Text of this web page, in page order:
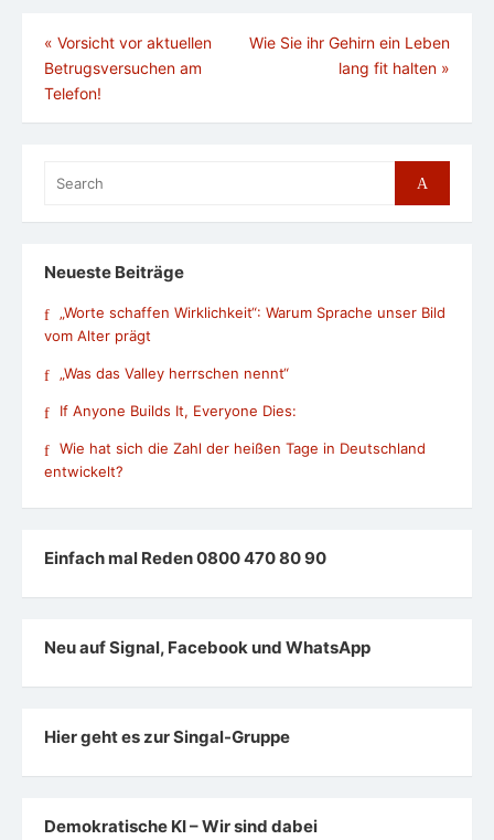
Beitragsnavigation
« Vorsicht vor aktuellen
Betrugsversuchen am
Telefon!
Wie Sie ihr Gehirn ein Leben
lang fit halten »
for:
Search
Neueste Beiträge
„Worte schaffen Wirklichkeit“: Warum Sprache unser Bild
vom Alter prägt
„Was das Valley herrschen nennt“
If Anyone Builds It, Everyone Dies:
Wie hat sich die Zahl der heißen Tage in Deutschland
entwickelt?
Einfach mal Reden 0800 470 80 90
Neu auf Signal, Facebook und WhatsApp
Hier geht es zur Singal-Gruppe
Demokratische KI – Wir sind dabei